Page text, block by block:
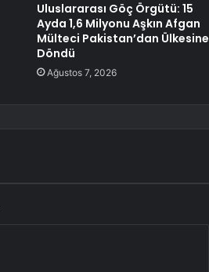
Uluslararası Göç Örgütü: 15
Ayda 1,6 Milyonu Aşkın Afgan
Mülteci Pakistan’dan Ülkesine
Döndü
Ağustos 7, 2026